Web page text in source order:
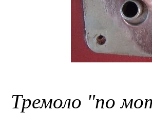
Тремоло "по